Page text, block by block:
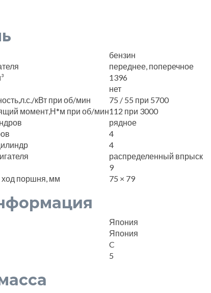
бензин
переднее, поперечное
1396
нет
кВт при об/мин
75 / 55 при 5700
момент,Н*м при об/мин112 при 3000
рядное
4
4
распределенный впрыск
9
ход поршня, мм
75 × 79
Япония
Япония
C
5